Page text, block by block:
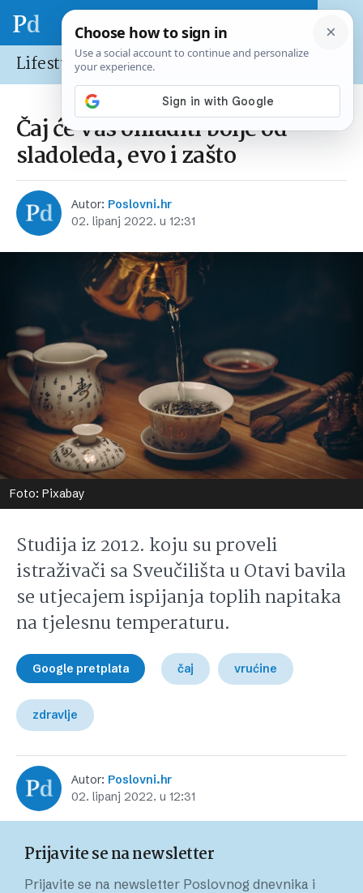
Lifestyle
Čaj će vas ohladiti bolje od
sladoleda, evo i zašto
Autor: Poslovni.hr
02. lipanj 2022. u 12:31
Foto: Pixabay
Studija iz 2012. koju su proveli
istraživači sa Sveučilišta u Otavi bavila
se utjecajem ispijanja toplih napitaka
na tjelesnu temperaturu.
Google pretplata čaj vrućine
zdravlje
Autor: Poslovni.hr
02. lipanj 2022. u 12:31
Prijavite se na newsletter
Prijavite se na newsletter Poslovnog dnevnika i